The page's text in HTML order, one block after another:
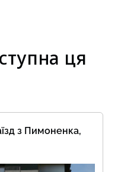
ця
з Пимоненка,